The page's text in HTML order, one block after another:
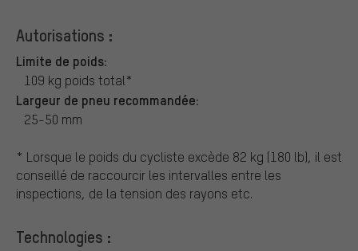
Autorisations :
Limite de poids:
109 kg poids total*
Largeur de pneu recommandée:
25-50 mm
* Lorsque le poids du cycliste excède 82 kg (180 lb), il est
conseillé de raccourcir les intervalles entre les
inspections, de la tension des rayons etc.
Technologies :